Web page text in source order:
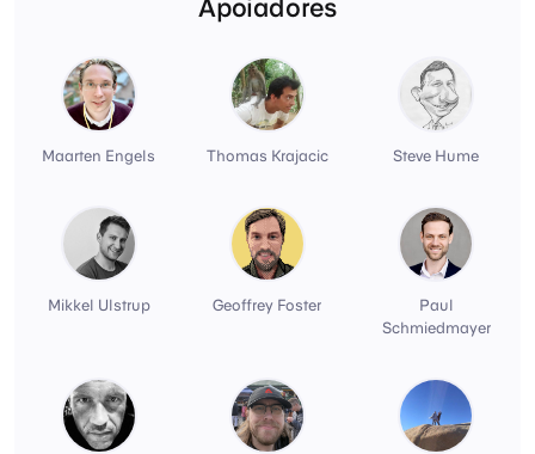
Apoiadores
Maarten Engels Thomas Krajacic Steve Hume
Mikkel Ulstrup Geoffrey Foster
Paul
Schmiedmayer